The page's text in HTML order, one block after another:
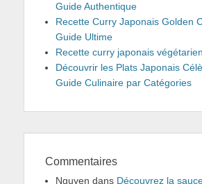
Guide Authentique
Recette Curry Japonais Golden
Guide Ultime
Recette curry japonais végétarien
Découvrir les Plats Japonais
Guide Culinaire par Catégories
Commentaires
Nguyen dans Découvrez la